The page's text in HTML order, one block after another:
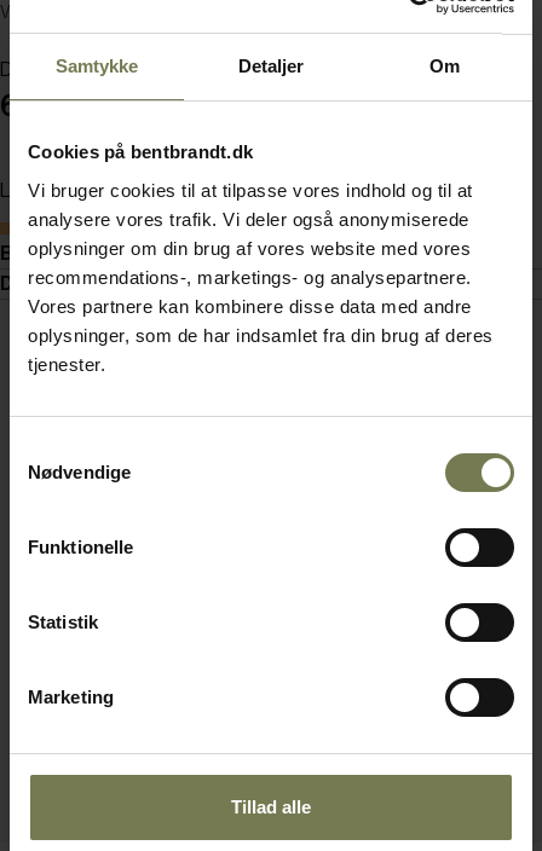
Samtykke Detaljer Om
Cookies på bentbrandt.dk
Vi bruger cookies til at tilpasse vores indhold og til at
analysere vores trafik. Vi deler også anonymiserede
oplysninger om din brug af vores website med vores
recommendations-, marketings- og analysepartnere.
Vores partnere kan kombinere disse data med andre
oplysninger, som de har indsamlet fra din brug af deres
tjenester.
Nødvendige
Funktionelle
Statistik
Marketing
Tillad alle
Varenummer: 70011202
Din pris (ekskl. moms)
66.810,00 kr./stk.
Læg i kurv
Bestillingsvare
Beskrivelse
Dokumenter